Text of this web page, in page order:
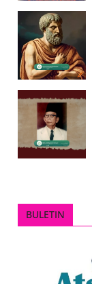
BULETIN